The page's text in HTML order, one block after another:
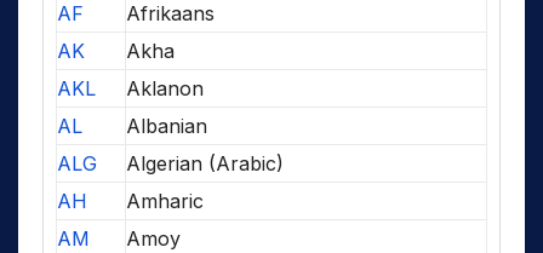
AF
Afrikaans
AK
Akha
AKL
Aklanon
AL
Albanian
ALG
Algerian (Arabic)
AH
Amharic
AM
Amoy